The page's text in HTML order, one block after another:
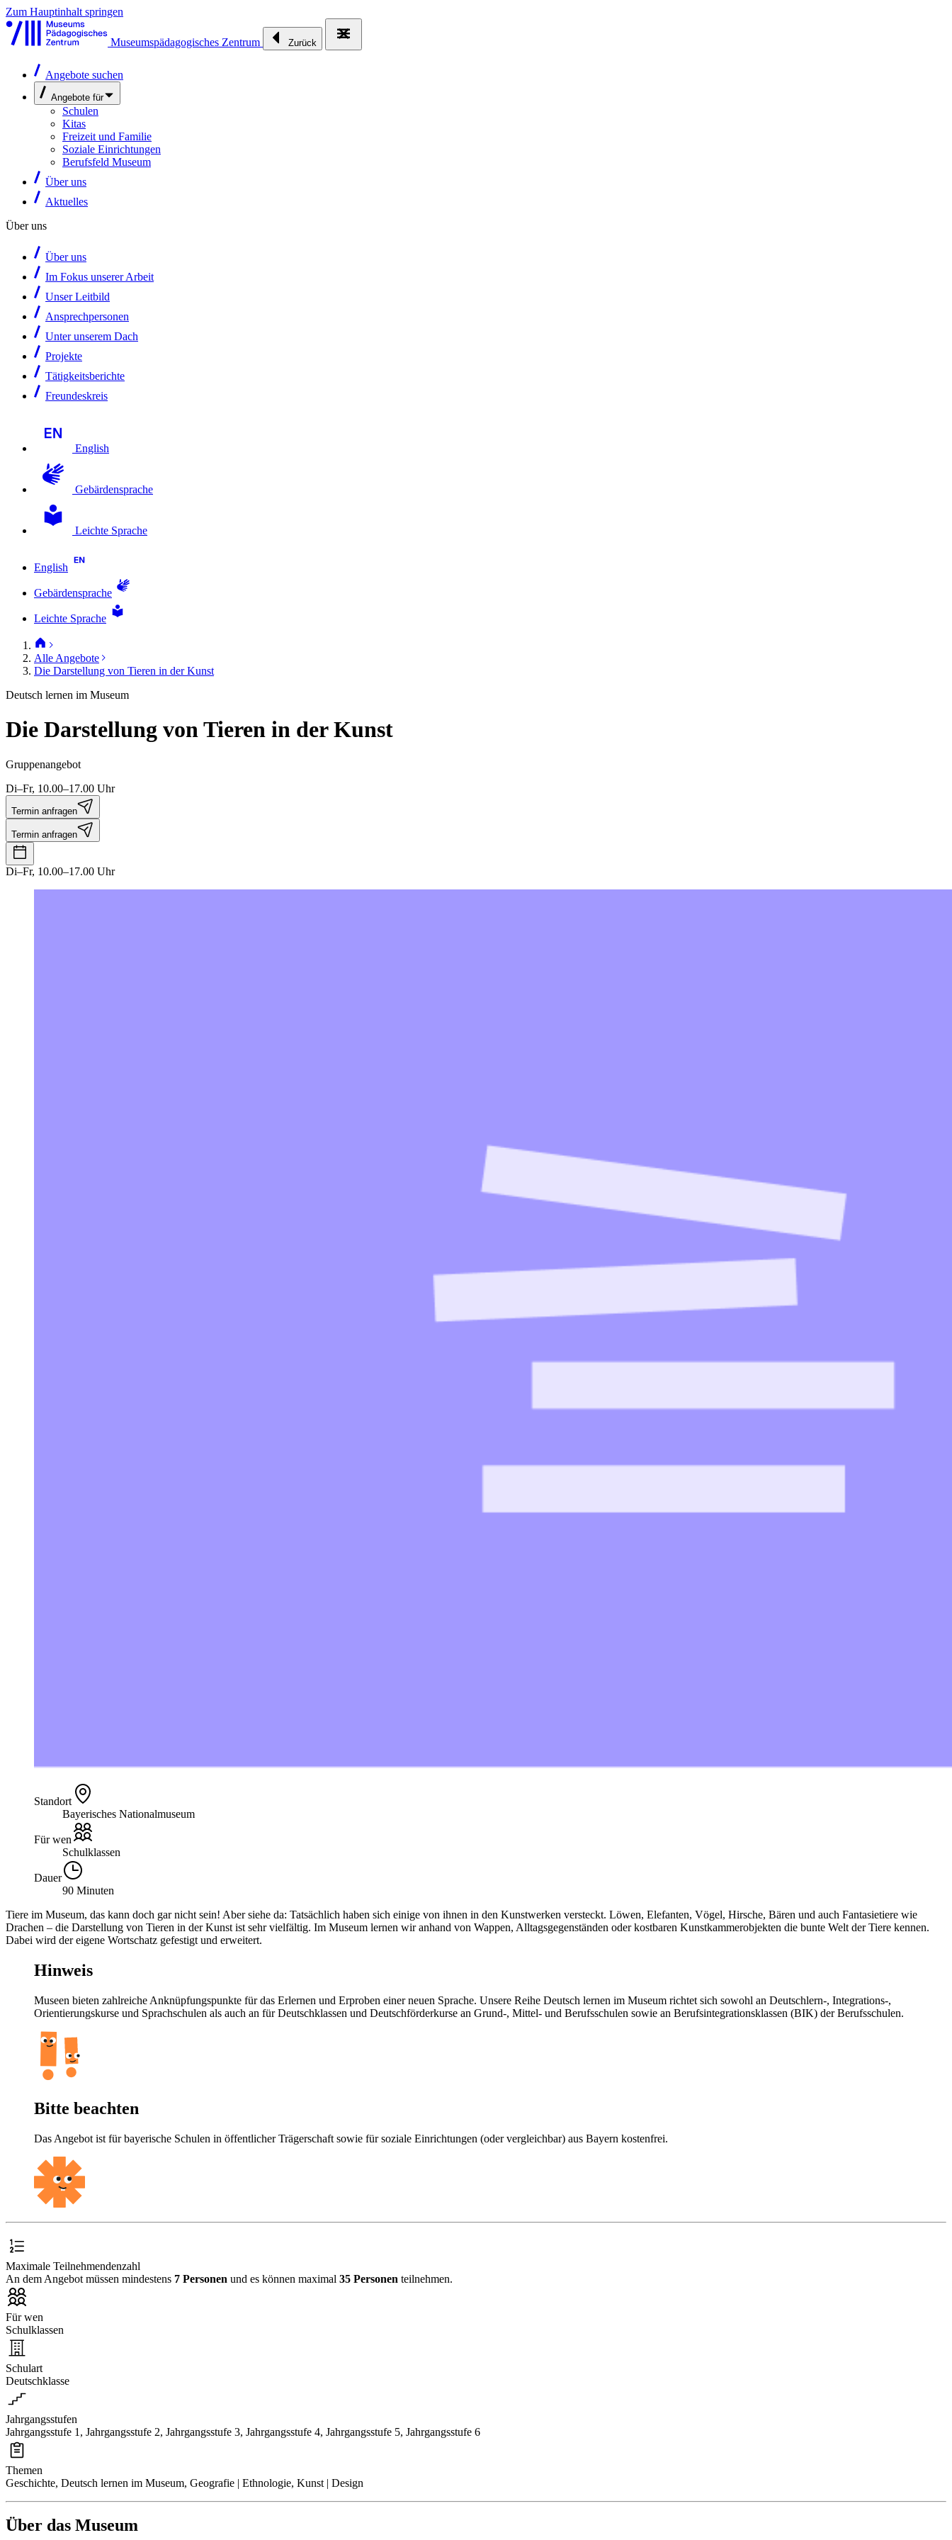
Zum Hauptinhalt springen
Museumspädagogisches Zentrum Zurück
Angebote suchen
Angebote für
Schulen
Kitas
Freizeit und Familie
Soziale Einrichtungen
Berufsfeld Museum
Über uns
Aktuelles
Über uns
Über uns
Im Fokus unserer Arbeit
Unser Leitbild
Ansprechpersonen
Unter unserem Dach
Projekte
Tätigkeitsberichte
Freundeskreis
English
Gebärdensprache
Leichte Sprache
English
Gebärdensprache
Leichte Sprache
Alle Angebote
Die Darstellung von Tieren in der Kunst
Deutsch lernen im Museum
Die Darstellung von Tieren in der Kunst
Gruppenangebot
Di–Fr, 10.00–17.00 Uhr
Termin anfragen
Termin anfragen
Di–Fr, 10.00–17.00 Uhr
Standort
Bayerisches Nationalmuseum
Für wen
Schulklassen
Dauer
90 Minuten
Tiere im Museum, das kann doch gar nicht sein! Aber siehe da: Tatsächlich haben sich einige von ihnen in den Kunstwerken versteckt. Löwen, Elefanten, Vögel, Hirsche, Bären und auch Fantasietiere wie
Drachen – die Darstellung von Tieren in der Kunst ist sehr vielfältig. Im Museum lernen wir anhand von Wappen, Alltagsgegenständen oder kostbaren Kunstkammerobjekten die bunte Welt der Tiere kennen.
Dabei wird der eigene Wortschatz gefestigt und erweitert.
Hinweis
Museen bieten zahlreiche Anknüpfungspunkte für das Erlernen und Erproben einer neuen Sprache. Unsere Reihe Deutsch lernen im Museum richtet sich sowohl an Deutschlern-, Integrations-,
Orientierungskurse und Sprachschulen als auch an für Deutschklassen und Deutschförderkurse an Grund-, Mittel- und Berufsschulen sowie an Berufsintegrationsklassen (BIK) der Berufsschulen.
Bitte beachten
Das Angebot ist für bayerische Schulen in öffentlicher Trägerschaft sowie für soziale Einrichtungen (oder vergleichbar) aus Bayern kostenfrei.
Maximale Teilnehmendenzahl
An dem Angebot müssen mindestens 7 Personen und es können maximal 35 Personen teilnehmen.
Für wen
Schulklassen
Schulart
Deutschklasse
Jahrgangsstufen
Jahrgangsstufe 1, Jahrgangsstufe 2, Jahrgangsstufe 3, Jahrgangsstufe 4, Jahrgangsstufe 5, Jahrgangsstufe 6
Themen
Geschichte, Deutsch lernen im Museum, Geografie | Ethnologie, Kunst | Design
Über das Museum